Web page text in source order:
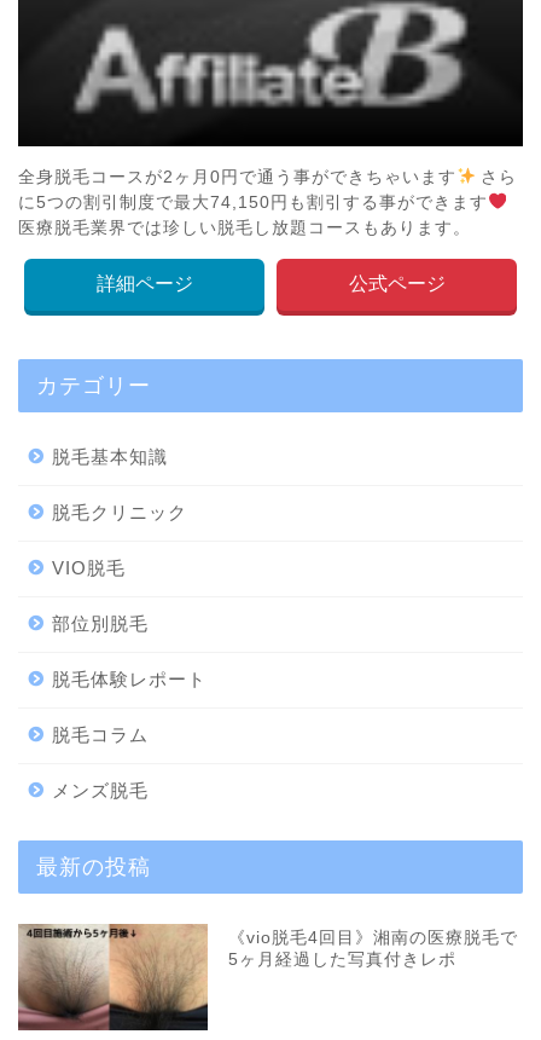
全身脱毛コースが2ヶ月0円で通う事ができちゃいます
さら
に5つの割引制度で最大74,150円も割引する事ができます
医療脱毛業界では珍しい脱毛し放題コースもあります。
詳細ページ 公式ページ
カテゴリー
脱毛基本知識
脱毛クリニック
VIO脱毛
部位別脱毛
脱毛体験レポート
脱毛コラム
メンズ脱毛
最新の投稿
《vio脱毛4回目》湘南の医療脱毛で
5ヶ月経過した写真付きレポ